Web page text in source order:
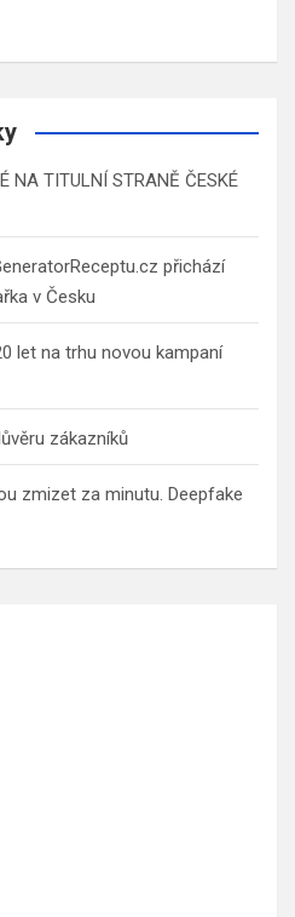
NA TITULNÍ STRANĚ ČESKÉ
přichází
v Česku
let na trhu novou kampaní
zákazníků
zmizet za minutu. Deepfake